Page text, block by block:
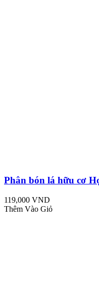
Phân bón lá hữu cơ
119,000 VND
Thêm Vào Giỏ